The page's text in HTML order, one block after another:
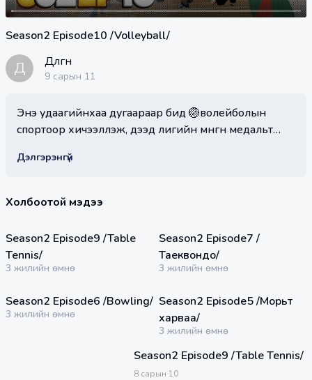
Season2 Episode10 /Volleyball/
Д Дөлгөөн
9 сарын 11
Энэ удаагийнхаа дугаараар бид 🏐волейболын
спортоор хичээллэж, дээд лигийн мөнгөн медальт
оролцлоо. Зочноор 🎭"Comedy Lab" клубийн
комедиан Заяа, Оюука нар оролцлоо.
Дэлгэрэнгүй
Холбоотой мэдээ
Season2 Episode9 /Table
Tennis/
3 жилийн өмнө
Season2 Episode7 /
Таеквондо/
3 жилийн өмнө
24:59 мин
Season2 Episode6 /Bowling/
3 жилийн өмнө
30:09 мин
Season2 Episode5 /Морьт
харваа/
3 жилийн өмнө
Season2 Episode9 /Table Tennis/
8 сарын 10